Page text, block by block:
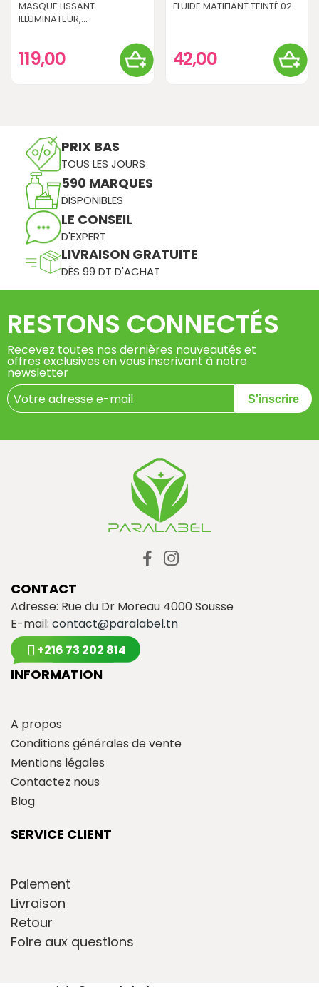
MASQUE LISSANT
ILLUMINATEUR,...
119,00
FLUIDE MATIFIANT TEINTÉ 02
42,00
PRIX BAS
TOUS LES JOURS
590 MARQUES
DISPONIBLES
LE CONSEIL
D'EXPERT
LIVRAISON GRATUITE
DÈS 99 DT D'ACHAT
RESTONS CONNECTÉS
Recevez toutes nos dernières nouveautés et
offres exclusives en vous inscrivant à notre
newsletter
S'inscrire
CONTACT
Adresse: Rue du Dr Moreau 4000 Sousse
E-mail: contact@paralabel.tn
+216 73 202 814
INFORMATION
A propos
Conditions générales de vente
Mentions légales
Contactez nous
Blog
SERVICE CLIENT
Paiement
Livraison
Retour
Foire aux questions